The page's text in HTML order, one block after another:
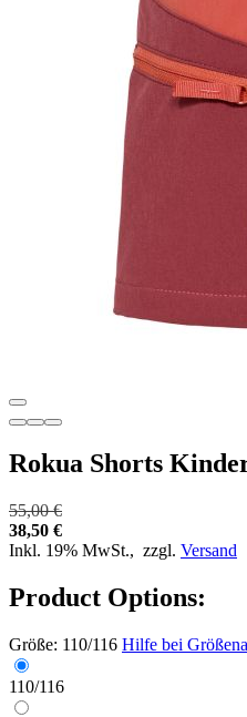
Rokua Shorts
55,00 €
38,50 €
Inkl. 19% MwSt., zzgl. Versand
Product Options:
Größe: 110/116 Hilfe bei
110/116